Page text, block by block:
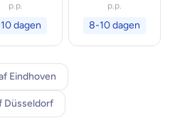
p.p.
dagen
p.p.
8-10 dagen
Eindhoven
Düsseldorf